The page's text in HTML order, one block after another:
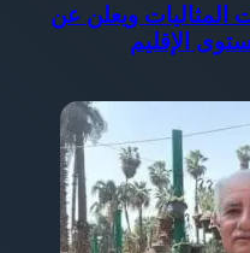
المثاليات ويعلن عن